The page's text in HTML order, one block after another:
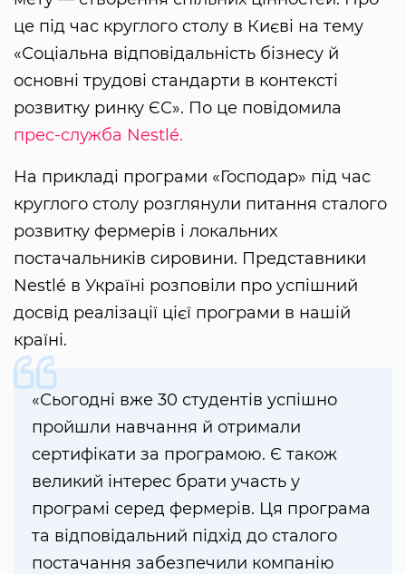
це під час круглого столу в Києві на тему
«Соціальна відповідальність бізнесу й
основні трудові стандарти в контексті
розвитку ринку ЄС». По це повідомила
прес-служба Nestlé.
На прикладі програми «Господар» під час
круглого столу розглянули питання сталого
розвитку фермерів і локальних
постачальників сировини. Представники
Nestlé в Україні розповіли про успішний
досвід реалізації цієї програми в нашій
країні.
«Сьогодні вже 30 студентів успішно
пройшли навчання й отримали
сертифікати за програмою. Є також
великий інтерес брати участь у
програмі серед фермерів. Ця програма
та відповідальний підхід до сталого
постачання забезпечили компанію